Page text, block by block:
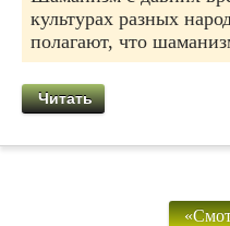
культурах разных
полагают, что
Читать